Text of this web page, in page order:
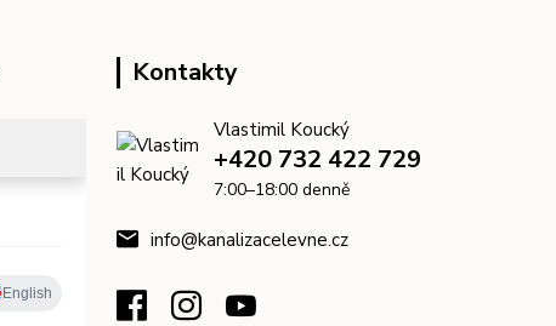
Kontakty
Vlastimil Koucký
+420 732 422 729
7:00–18:00 denně
info@kanalizacelevne.cz